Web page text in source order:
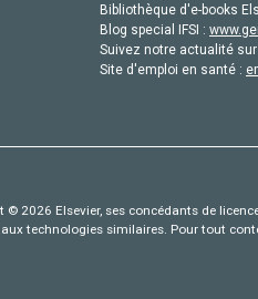
Bibliothèque d'e-books
Blog special IFSI :
Suivez notre actualité
Site d'emploi en santé :
© 2026 Elsevier, ses concédants de
technologies similaires. Pour tout